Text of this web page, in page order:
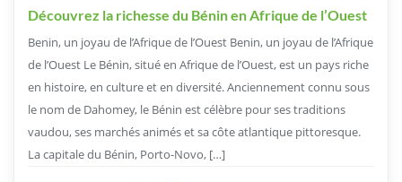
Découvrez la richesse du Bénin en Afrique de l’Ouest
Benin, un joyau de l’Afrique de l’Ouest Benin, un joyau de l’Afrique
de l’Ouest Le Bénin, situé en Afrique de l’Ouest, est un pays riche
en histoire, en culture et en diversité. Anciennement connu sous
le nom de Dahomey, le Bénin est célèbre pour ses traditions
vaudou, ses marchés animés et sa côte atlantique pittoresque.
La capitale du Bénin, Porto-Novo, […]